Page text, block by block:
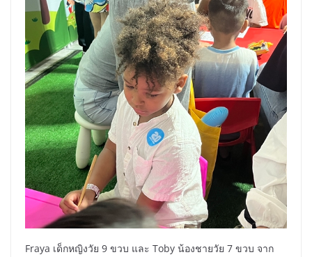
Fraya เด็กหญิงวัย 9 ขวบ และ Toby น้องชายวัย 7 ขวบ จาก